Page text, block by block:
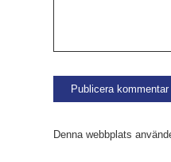
Denna webbplats